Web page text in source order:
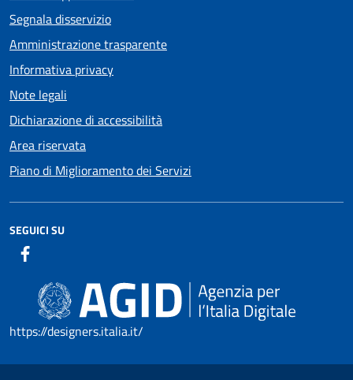
Segnala disservizio
Amministrazione trasparente
Informativa privacy
Note legali
Dichiarazione di accessibilità
Area riservata
Piano di Miglioramento dei Servizi
SEGUICI SU
https://designers.italia.it/